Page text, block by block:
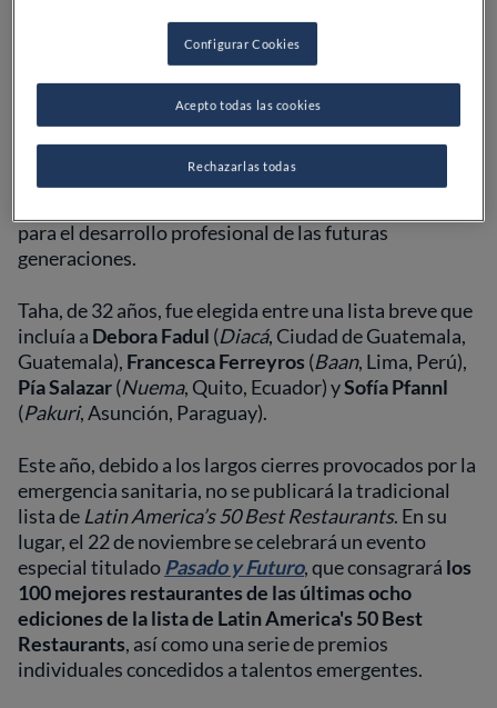
, jefa de cocina deGustu
(Bolivia), ha sido elegidaLatin America’s Rising Star
. El título, otorgado por
Restaurants, ha sustituido al premio aLatin America’s
sólo por este año con el fin de apoyar y
promover la inclusión en el mundo de la gastronomía
para el desarrollo profesional de las futuras
generaciones.
Taha, de 32 años, fue elegida entre una lista breve que
incluía a Debora Fadul (Diacá, Ciudad de Guatemala,
Guatemala), Francesca Ferreyros (Baan, Lima, Perú),
Pía Salazar(Nuema, Quito, Ecuador) ySofía Pfannl
(Pakuri, Asunción, Paraguay).
Este año, debido a los largos cierres provocados por la
emergencia sanitaria, no se publicará la tradicional
lista de Latin America’s 50 Best Restaurants. En su
lugar, el 22 de noviembre se celebrará un evento
especial tituladoPasado y Futuro, que consagrará los
100 mejores restaurantes de las últimas ocho
ediciones de la lista de Latin America's 50 Best
Restaurants, así como una serie de premios
individuales concedidos a talentos emergentes.
Configurar Cookies
Rechazarlas todas
Acepto todas las cookies